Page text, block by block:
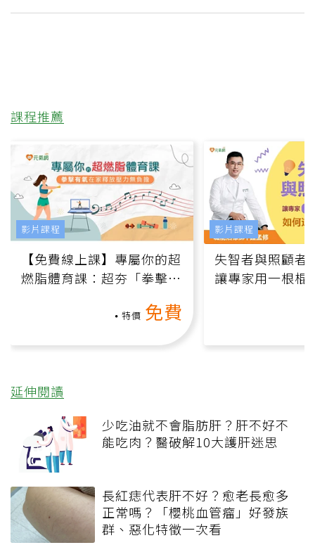
課程推薦
【免費線上課】專屬你的超
燃脂體育課：超夯「拳擊有
特價 免費
影片課程
失智者與照顧者
讓專家用一根棍
影片課程
延伸閱讀
少吃油就不會脂肪肝？肝不好不
能吃肉？醫破解10大護肝迷思
長紅痣代表肝不好？愈老長愈多
正常嗎？「櫻桃血管瘤」好發族
群、惡化特徵一次看